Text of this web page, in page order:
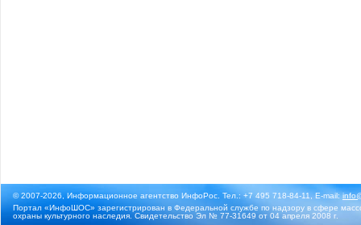
© 2007-2026, Информационное агентство ИнфоРос. Тел.: +7 495 718-84-11, E-mail:
Портал «ИнфоШОС» зарегистрирован в Федеральной службе по надзору в сфере
охраны культурного наследия. Свидетельство Эл № 77-31649 от 04 апреля 2008 г.